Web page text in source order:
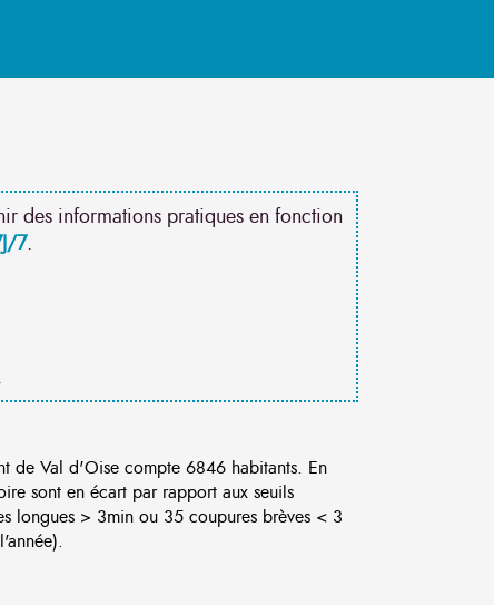
des informations pratiques en fonction
7.
de Val d'Oise compte 6846 habitants. En
sont en écart par rapport aux seuils
longues > 3min ou 35 coupures brèves < 3